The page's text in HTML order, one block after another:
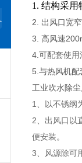
1. 结构采
2. 出风口宽
3. 高风速
4.可配套使用
5.与热风机配
工业吹水除
1、以不锈纲
2、出风口以
便安装。
3、风源除可